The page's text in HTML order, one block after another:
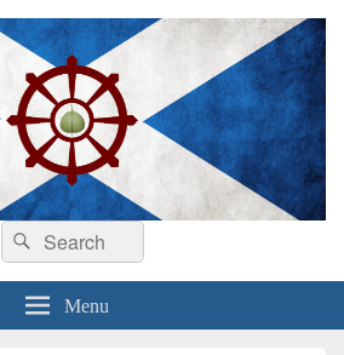
Search
for:
Search
Menu